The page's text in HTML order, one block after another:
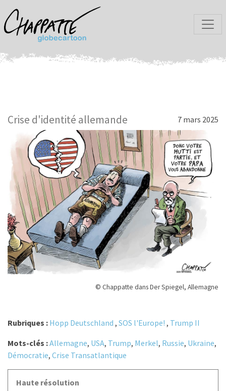
Crise d'identité allemande 7 mars 2025
© Chappatte dans Der Spiegel, Allemagne
Rubriques : Hopp Deutschland , SOS l'Europe! , Trump II
Mots-clés :Allemagne, USA, Trump, Merkel, Russie, Ukraine,
Démocratie, Crise Transatlantique
Haute résolution